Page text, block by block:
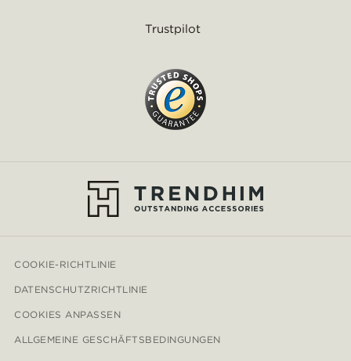
Trustpilot
COOKIE-RICHTLINIE
DATENSCHUTZRICHTLINIE
COOKIES ANPASSEN
ALLGEMEINE GESCHÄFTSBEDINGUNGEN